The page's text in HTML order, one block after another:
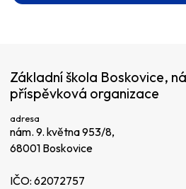
Základní škola Boskovice,
příspěvková organizace
adresa
nám. 9. května 953/8,
68001 Boskovice
IČO: 62072757